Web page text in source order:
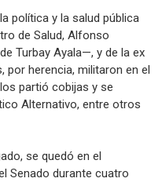
política y la salud pública
de Salud, Alfonso
Turbay Ayala—, y de la ex
herencia, militaron en el
partió cobijas y se
Alternativo, entre otros
se quedó en el
Senado durante cuatro